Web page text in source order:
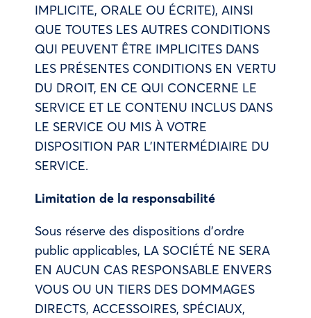
IMPLICITE, ORALE OU ÉCRITE), AINSI
QUE TOUTES LES AUTRES CONDITIONS
QUI PEUVENT ÊTRE IMPLICITES DANS
LES PRÉSENTES CONDITIONS EN VERTU
DU DROIT, EN CE QUI CONCERNE LE
SERVICE ET LE CONTENU INCLUS DANS
LE SERVICE OU MIS À VOTRE
DISPOSITION PAR L’INTERMÉDIAIRE DU
SERVICE.
Limitation de la responsabilité
Sous réserve des dispositions d’ordre
public applicables, LA SOCIÉTÉ NE SERA
EN AUCUN CAS RESPONSABLE ENVERS
VOUS OU UN TIERS DES DOMMAGES
DIRECTS, ACCESSOIRES, SPÉCIAUX,